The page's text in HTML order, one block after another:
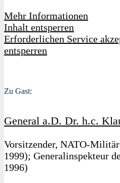
Mehr Informationen
Inhalt entsperren
Erforderlichen Service
entsperren
Zu Gast:
General a.D. Dr. h.c.
Vorsitzender, NATO-
1999); Generalinspekteur
1996)